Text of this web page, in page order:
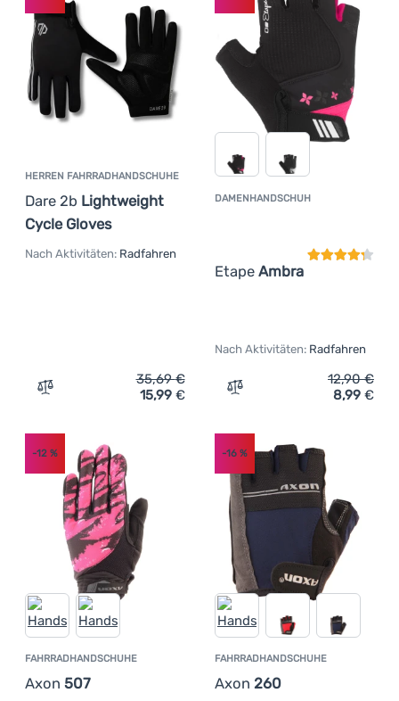
HERREN FAHRRADHANDSCHUHE
Dare 2b Lightweight
Cycle Gloves
Nach Aktivitäten: Radfahren
Zum Vergleich 'Herren Fahrradhandschuhe Dare 2b
35,69€
15,99 €
DAMENHANDSCHUH
Etape Ambra
Nach Aktivitäten: Radfahren
Zum Vergleich
12,90€
8,99 €
FAHRRADHANDSCHUHE
Axon 507
-12 %
FAHRRADHANDSCHUHE
Axon 260
-16%